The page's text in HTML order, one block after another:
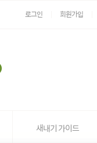
로그인 회원가입
새내기 가이드